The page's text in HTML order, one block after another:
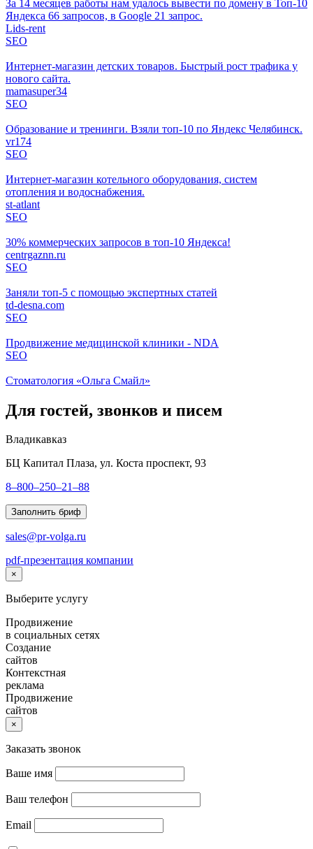
За 14 месяцев работы нам удалось вывести по домену в Топ-10
Яндекса 66 запросов, в Google 21 запрос.
Lids-rent
SEO
Интернет-магазин детских товаров. Быстрый рост трафика у
нового сайта.
mamasuper34
SEO
Образование и тренинги. Взяли топ-10 по Яндекс Челябинск.
vr174
SEO
Интернет-магазин котельного оборудования, систем
отопления и водоснабжения.
st-atlant
SEO
30% коммерческих запросов в топ-10 Яндекса!
centrgaznn.ru
SEO
Заняли топ-5 с помощью экспертных статей
td-desna.com
SEO
Продвижение медицинской клиники - NDA
SEO
Стоматология «Ольга Смайл»
Для гостей, звонков и писем
Владикавказ
БЦ Капитал Плаза, ул. Коста проспект, 93
8–800–250–21–88
Заполнить бриф
sales@pr-volga.ru
pdf-презентация компании
×
Выберите услугу
Продвижение
в социальных сетях
Создание
сайтов
Контекстная
реклама
Продвижение
сайтов
×
Заказать звонок
Ваше имя
Ваш телефон
Email